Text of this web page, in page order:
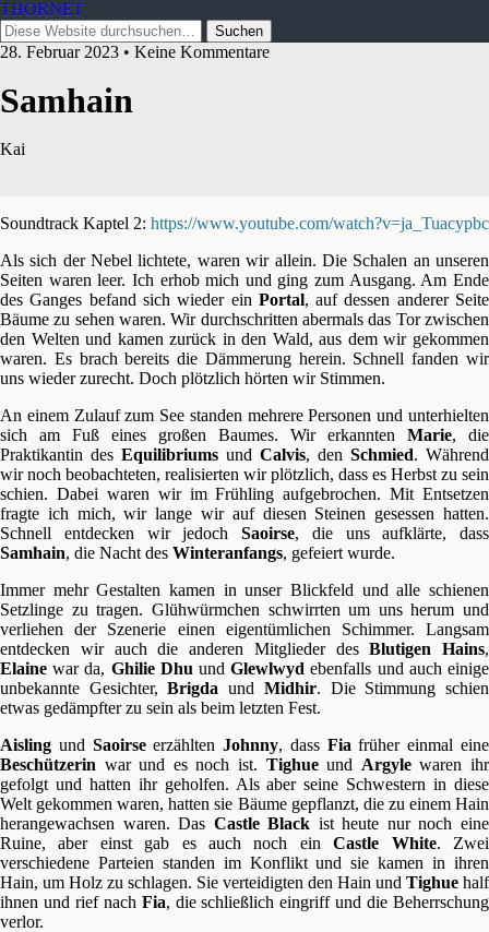
THORNET
28. Februar 2023 • Keine Kommentare
Samhain
Kai
Soundtrack Kaptel 2: https://www.youtube.com/watch?v=ja_Tuacypbc
Als sich der Nebel lichtete, waren wir allein. Die Schalen an unseren
Seiten waren leer. Ich erhob mich und ging zum Ausgang. Am Ende
des Ganges befand sich wieder ein Portal, auf dessen anderer Seite
Bäume zu sehen waren. Wir durchschritten abermals das Tor zwischen
den Welten und kamen zurück in den Wald, aus dem wir gekommen
waren. Es brach bereits die Dämmerung herein. Schnell fanden wir
uns wieder zurecht. Doch plötzlich hörten wir Stimmen.
An einem Zulauf zum See standen mehrere Personen und unterhielten
sich am Fuß eines großen Baumes. Wir erkannten Marie, die
Praktikantin des Equilibriums und Calvis, den Schmied. Während
wir noch beobachteten, realisierten wir plötzlich, dass es Herbst zu sein
schien. Dabei waren wir im Frühling aufgebrochen. Mit Entsetzen
fragte ich mich, wir lange wir auf diesen Steinen gesessen hatten.
Schnell entdecken wir jedoch Saoirse, die uns aufklärte, dass
Samhain, die Nacht des Winteranfangs, gefeiert wurde.
Immer mehr Gestalten kamen in unser Blickfeld und alle schienen
Setzlinge zu tragen. Glühwürmchen schwirrten um uns herum und
verliehen der Szenerie einen eigentümlichen Schimmer. Langsam
entdecken wir auch die anderen Mitglieder desBlutigen Hains,
Elaine war da, Ghilie Dhu undGlewlwyd ebenfalls und auch einige
unbekannte Gesichter,Brigda und Midhir. Die Stimmung schien
etwas gedämpfter zu sein als beim letzten Fest.
Aisling und SaoirseerzähltenJohnny, dass Fia früher einmal eine
Beschützerin war und es noch ist. Tighueund Argylewaren ihr
gefolgt und hatten ihr geholfen. Als aber seine Schwestern in diese
Welt gekommen waren, hatten sie Bäume gepflanzt, die zu einem Hain
herangewachsen waren. Das Castle Black ist heute nur noch eine
Ruine, aber einst gab es auch noch einCastle White. Zwei
verschiedene Parteien standen im Konflikt und sie kamen in ihren
Hain, um Holz zu schlagen. Sie verteidigten den Hain und Tighue half
ihnen und rief nach Fia, die schließlich eingriff und die Beherrschung
verlor.